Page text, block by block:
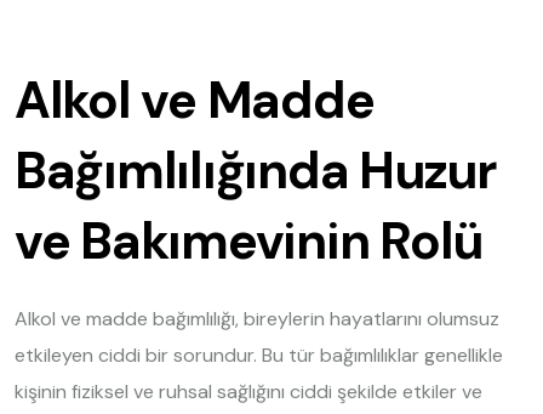
Alkol ve Madde
Bağımlılığında Huzur
ve Bakımevinin Rolü
Alkol ve madde bağımlılığı, bireylerin hayatlarını olumsuz
etkileyen ciddi bir sorundur. Bu tür bağımlılıklar genellikle
kişinin fiziksel ve ruhsal sağlığını ciddi şekilde etkiler ve